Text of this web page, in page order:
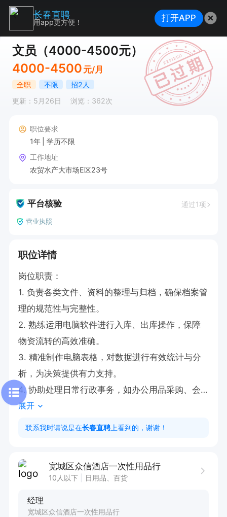
文员（4000-4500元）
4000-4500 元/月
全职 不限
招2人
更新：5月26日
浏览：362次
职位要求
1年
学历不限
工作地址
农贸水产大市场E区23号
平台核验 通过1项
营业执照
职位详情
岗位职责：
1. 负责各类文件、资料的整理与归档，确保档案管
理的规范性与完整性。
2. 熟练运用电脑软件进行入库、出库操作，保障
物资流转的高效准确。
3. 精准制作电脑表格，对数据进行有效统计与分
析，为决策提供有力支持。
4. 协助处理日常行政事务，如办公用品采购、会
议安排等，优化办公流程。
5. 负责与各部门的沟通协调，及时传递信息，促
行力与应变能力。
任职要求：
展开
联系我时请说是在长春直聘 上看到的，谢谢！
宽城区众信酒店一次性用品行
10人以下 日用品、百货
经理
宽城区众信酒店一次性用品行
长春直聘
用app更方便！ 打开APP